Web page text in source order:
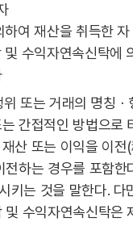
하여 재산을 취득한 자
및 수익자연속신탁에
위 또는 거래의 명칭
간접적인 방법으로
산 또는 이익을 이
하는 경우를 포함한
키는 것을 말한다. 다
및 수익자연속신탁은